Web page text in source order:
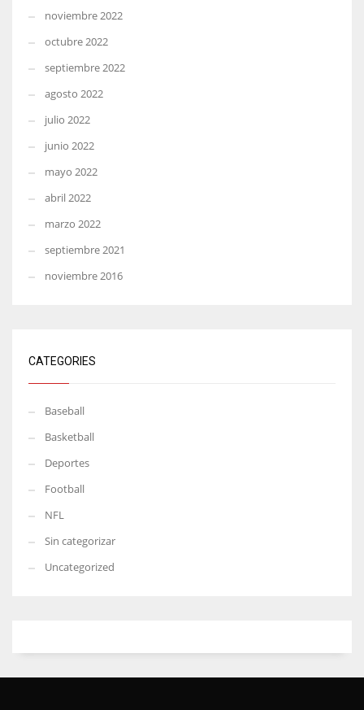
noviembre 2022
octubre 2022
septiembre 2022
agosto 2022
julio 2022
junio 2022
mayo 2022
abril 2022
marzo 2022
septiembre 2021
noviembre 2016
CATEGORIES
Baseball
Basketball
Deportes
Football
NFL
Sin categorizar
Uncategorized